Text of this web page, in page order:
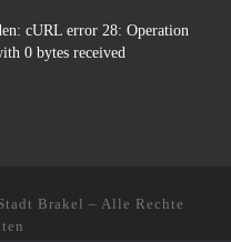
cURL error 28: Operation
0 bytes received
Brakel – Alle Rechte